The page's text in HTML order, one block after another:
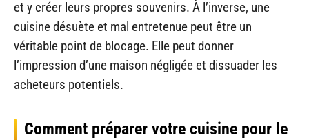
et y créer leurs propres souvenirs. À l’inverse, une
cuisine désuète et mal entretenue peut être un
véritable point de blocage. Elle peut donner
l’impression d’une maison négligée et dissuader les
acheteurs potentiels.
Comment préparer votre cuisine pour le